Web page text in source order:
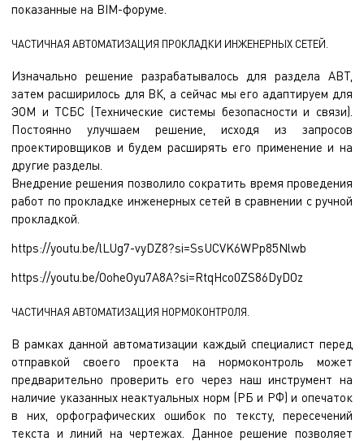
показанные на BIM-форуме.
ЧАСТИЧНАЯ АВТОМАТИЗАЦИЯ ПРОКЛАДКИ ИНЖЕНЕРНЫХ СЕТЕЙ.
Изначально решение разрабатывалось для раздела АВТ,
затем расширилось для ВК, а сейчас мы его адаптируем для
ЭОМ и ТСБС (Технические системы безопасности и связи).
Постоянно улучшаем решение, исходя из запросов
проектировщиков и будем расширять его применение и на
другие разделы.
Внедрение решения позволило сократить время проведения
работ по прокладке инженерных сетей в сравнении с ручной
прокладкой.
https://youtu.be/lLUg7-vyDZ8?si=SsUCVK6WPp85Nlwb
https://youtu.be/OoheOyu7A8A?si=RtqHco0ZS86DyDOz
ЧАСТИЧНАЯ АВТОМАТИЗАЦИЯ НОРМОКОНТРОЛЯ.
В рамках данной автоматизации каждый специалист перед
отправкой своего проекта на нормоконтроль может
предварительно проверить его через наш инструмент на
наличие указанных неактуальных норм (РБ и РФ) и опечаток
в них, орфографических ошибок по тексту, пересечений
текста и линий на чертежах. Данное решение позволяет